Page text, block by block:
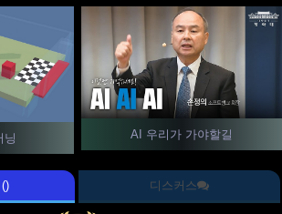
닝 AI 우리가 가야할길
() 디스커스